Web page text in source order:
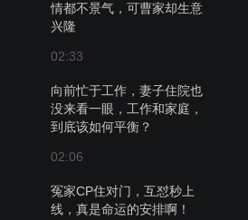
情都不景气，可曹家却生意
兴隆
02:33
向前忙于工作，妻子住院也
没来看一眼，工作和家庭，
到底该如何平衡？ ​​​​
02:06
冤家CP住对门，互怼秒上
线，真是命运的安排啊！